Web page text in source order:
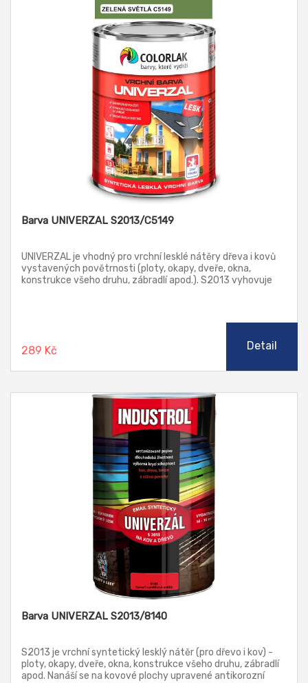
Barva UNIVERZAL S2013/C5149
UNIVERZAL je vhodný pro vrchní lesklé nátěry dřeva i kovů
vystavených povětrnosti (ploty, okapy, dveře, okna,
konstrukce všeho druhu, zábradlí apod.). S2013 vyhovuje
289 Kč Detail
Barva UNIVERZAL S2013/8140
S2013 je vrchní syntetický lesklý nátěr (pro dřevo i kov) -
ploty, okapy, dveře, okna, konstrukce všeho druhu, zábradlí
apod. Nanáší se na kovové plochy upravené antikorozní